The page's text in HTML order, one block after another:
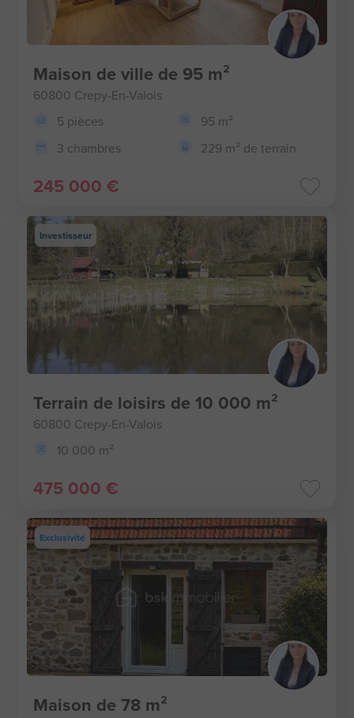
Maison de ville de 95 m²
60800 Crepy-En-Valois
5 pièces
95 m²
3 chambres
229 m² de terrain
245 000 €
Investisseur
Terrain de loisirs de 10 000 m²
60800 Crepy-En-Valois
10 000 m²
475 000 €
Exclusivité
Maison de 78 m²